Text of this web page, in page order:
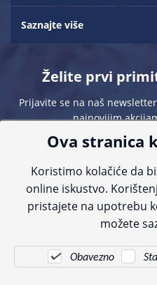
Saznajte više
Želite prvi
Prijavite se na naš
najnovijim
Sve navedene cijene sadrže
informacije, ali zbog tehnoloških
kontaktirajte nas putem telefona:+385
Ova stranica
Koristimo kolačiće da
online iskustvo.
pristajete na upotrebu
možete
Obavezno